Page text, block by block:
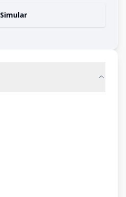
Simular